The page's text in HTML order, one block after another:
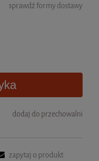
płatności
sprawdź formy dostawy
dodaj do przechowalni
zapytaj o produkt